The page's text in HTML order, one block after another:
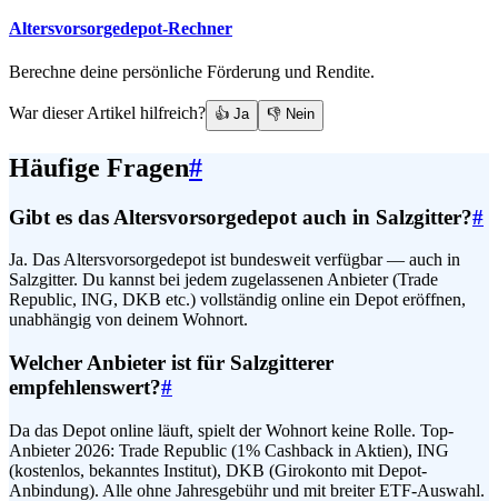
Altersvorsorgedepot-Rechner
Berechne deine persönliche Förderung und Rendite.
War dieser Artikel hilfreich? 👍 Ja 👎 Nein
Häufige Fragen#
Gibt es das Altersvorsorgedepot auch in Salzgitter?#
Ja. Das Altersvorsorgedepot ist bundesweit verfügbar — auch in
Salzgitter. Du kannst bei jedem zugelassenen Anbieter (Trade
Republic, ING, DKB etc.) vollständig online ein Depot eröffnen,
unabhängig von deinem Wohnort.
Welcher Anbieter ist für Salzgitterer
empfehlenswert?#
Da das Depot online läuft, spielt der Wohnort keine Rolle. Top-
Anbieter 2026: Trade Republic (1% Cashback in Aktien), ING
(kostenlos, bekanntes Institut), DKB (Girokonto mit Depot-
Anbindung). Alle ohne Jahresgebühr und mit breiter ETF-Auswahl.